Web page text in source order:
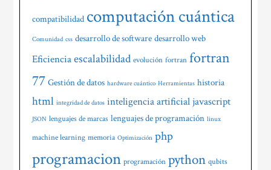
compatibilidad computación cuántica
Comunidad css desarrollo de software desarrollo web
Eficienciaescalabilidad evolución fortran fortran
77 Gestión de datos hardware cuántico Herramientas historia
html integridad de datos inteligencia artificialjavascript
JSON lenguajes de marcas lenguajes de programación linux
machine learning memoria Optimización php
programacion programación python qubits